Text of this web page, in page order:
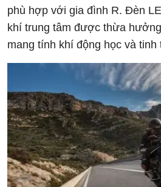
phù hợp với gia đình R. Đèn
khí trung tâm được thừa
mang tính khí động học và tinh